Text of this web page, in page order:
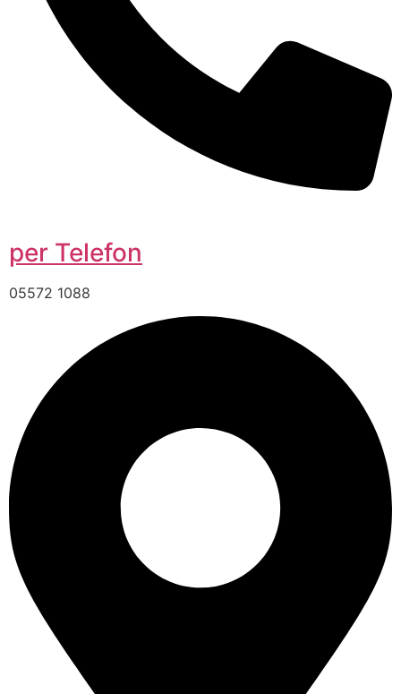
per Telefon
05572 1088